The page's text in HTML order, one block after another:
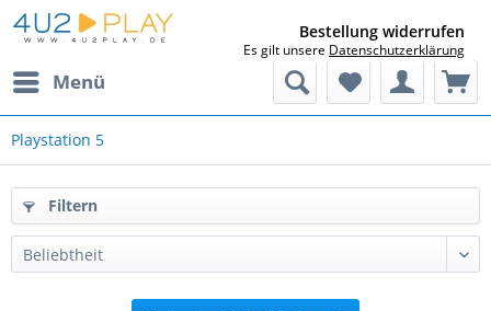
Menü
Playstation 5
Filtern
Bestellung widerrufen
Es gilt unsere Datenschutzerklärung